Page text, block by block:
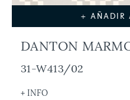
+ AÑADIR
DANTON
31-W413/02
+ INFO